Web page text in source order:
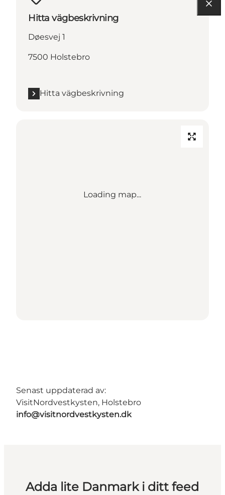
Hitta vägbeskrivning
Døesvej 1
7500 Holstebro
Hitta vägbeskrivning
Loading map...
Senast uppdaterad av:
VisitNordvestkysten, Holstebro
info@visitnordvestkysten.dk
Adda lite Danmark i ditt feed